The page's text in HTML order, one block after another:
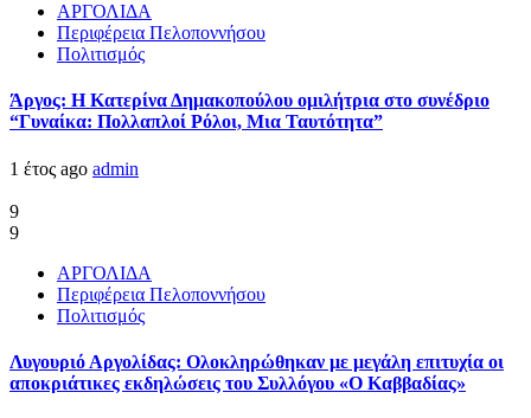
ΑΡΓΟΛΙΔΑ
Περιφέρεια Πελοποννήσου
Πολιτισμός
Άργος: Η Κατερίνα Δημακοπούλου ομιλήτρια στο συνέδριο
“Γυναίκα: Πολλαπλοί Ρόλοι, Μια Ταυτότητα”
1 έτος ago admin
9
9
ΑΡΓΟΛΙΔΑ
Περιφέρεια Πελοποννήσου
Πολιτισμός
Λυγουριό Αργολίδας: Ολοκληρώθηκαν με μεγάλη επιτυχία οι
αποκριάτικες εκδηλώσεις του Συλλόγου «Ο Καββαδίας»